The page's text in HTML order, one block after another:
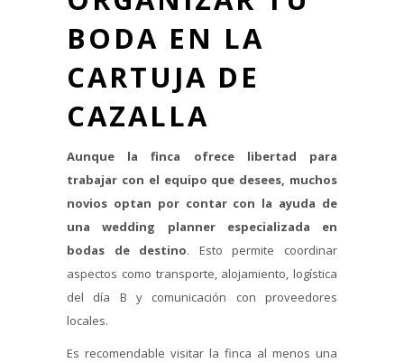
BODA EN LA
CARTUJA DE
CAZALLA
Aunque la finca ofrece libertad para
trabajar con el equipo que desees, muchos
novios optan por contar con la ayuda de
una wedding planner especializada en
bodas de destino. Esto permite coordinar
aspectos como transporte, alojamiento, logística
del día B y comunicación con proveedores
locales.
Es recomendable visitar la finca al menos una